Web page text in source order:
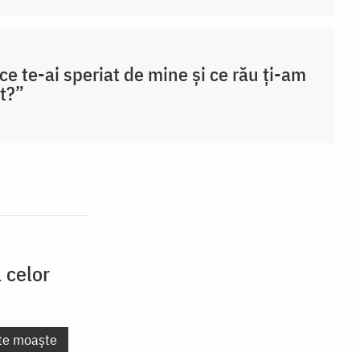
te-ai speriat de mine și ce rău ți-am
celor
moaște